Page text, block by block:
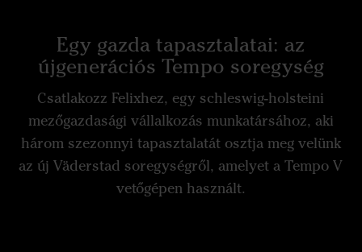
Egy gazda tapasztalatai: az
újgenerációs Tempo soregység
Csatlakozz Felixhez, egy schleswig-holsteini
mezőgazdasági vállalkozás munkatársához, aki
három szezonnyi tapasztalatát osztja meg velünk
az új Väderstad soregységről, amelyet a Tempo V
vetőgépen használt.